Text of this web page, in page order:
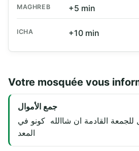
MAGHREB +5 min
ICHA +10 min
Votre mosquée vous
جمع الأموال
للجمعة القادمة ان شاالله كونو في
المعد